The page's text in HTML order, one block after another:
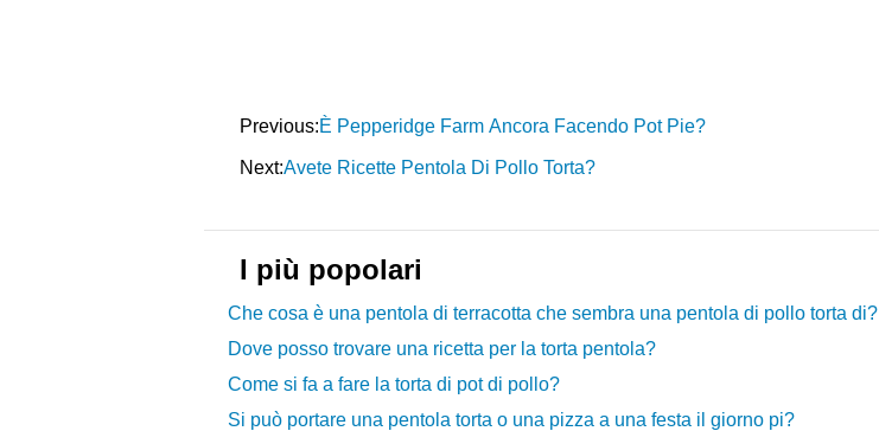
Previous:È Pepperidge Farm Ancora Facendo Pot Pie?
Next:Avete Ricette Pentola Di Pollo Torta?
I più popolari
Che cosa è una pentola di terracotta che sembra una pentola di pollo torta di?
Dove posso trovare una ricetta per la torta pentola?
Come si fa a fare la torta di pot di pollo?
Si può portare una pentola torta o una pizza a una festa il giorno pi?